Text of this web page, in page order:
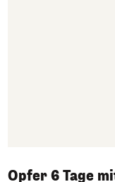
Opfer 6 Tage